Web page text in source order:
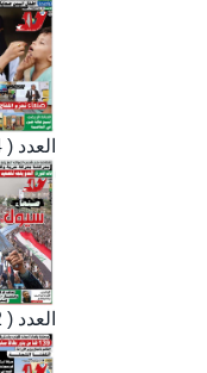
العدد ( 1904)
العدد ( 1902)